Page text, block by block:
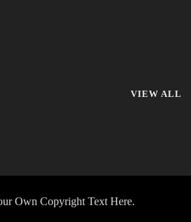
VIEW ALL
Own Copyright Text Here.